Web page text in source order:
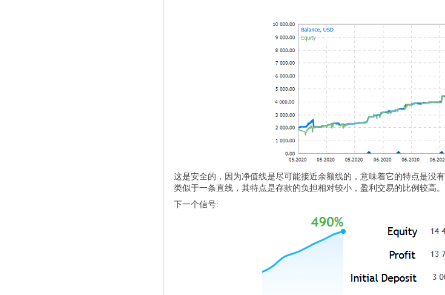
这是安全的，因为净值线是尽可能接近余额线的，意味着它的特点是没
类似于一条直线，其特点是存款的负担相对较小，盈利交易的比例较高。
下一个信号: